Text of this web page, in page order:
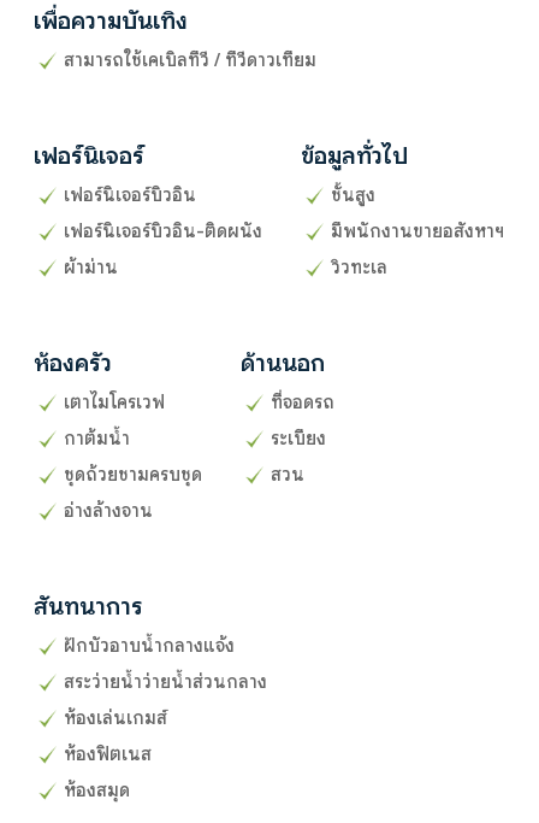
เพื่อความบันเทิง
สามารถใช้เคเบิลทีวี / ทีวีดาวเทียม
เฟอร์นิเจอร์
เฟอร์นิเจอร์บิวอิน
เฟอร์นิเจอร์บิวอิน-ติดผนัง
ผ้าม่าน
ข้อมูลทั่วไป
ชั้นสูง
มีพนักงานขายอสังหาฯ
วิวทะเล
ห้องครัว
เตาไมโครเวฟ
กาต้มน้ำ
ชุดถ้วยชามครบชุด
อ่างล้างจาน
ด้านนอก
ที่จอดรถ
ระเบียง
สวน
สันทนาการ
ฝักบัวอาบน้ำกลางแจ้ง
สระว่ายน้ำว่ายน้ำส่วนกลาง
ห้องเล่นเกมส์
ห้องฟิตเนส
ห้องสมุด